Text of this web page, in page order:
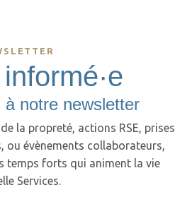
à notre newsletter
la propreté, actions RSE, prises
ou évènements collaborateurs,
temps forts qui animent la vie
Services.